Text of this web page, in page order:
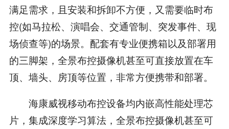
满足需求，且安装和拆卸不方便，又需要临时布
控(如马拉松、演唱会、交通管制、突发事件、现
场侦查等)的场景。配套有专业便携箱以及部署用
的三脚架，全景布控摄像机甚至可直接放置在车
顶、墙头、房顶等位置，非常方便携带和部署。
海康威视移动布控设备均内嵌高性能处理芯
片，集成深度学习算法，全景布控摄像机甚至可